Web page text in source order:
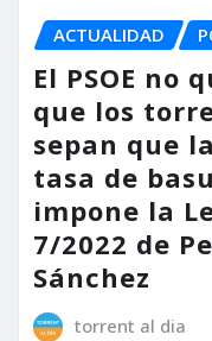
ACTUALIDAD
El PSOE no
que los
sepan que
tasa de
impone la
7/2022 de
Sánchez
torrent al dia